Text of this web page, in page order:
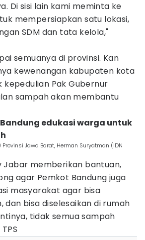
Di sisi lain kami meminta ke
mempersiapkan satu lokasi,
SDM dan tata kelola,"
semuanya di provinsi. Kan
kewenangan kabupaten kota
Pak Gubernur
sampah akan membantu
edukasi warga untuk
Jawa Barat, Herman Suryatman (IDN
Jabar memberikan bantuan,
agar Pemkot Bandung juga
masyarakat agar bisa
dan bisa diselesaikan di rumah
tidak semua sampah